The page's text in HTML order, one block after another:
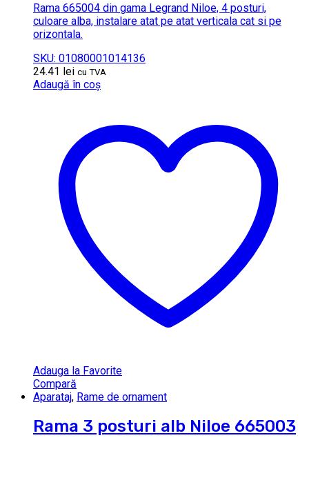
Rama 665004 din gama Legrand Niloe, 4 posturi,
culoare alba, instalare atat pe atat verticala cat si pe
orizontala.
SKU: 01080001014136
24.41 lei cu TVA
Adaugă în coș
Adauga la Favorite
Compară
Aparataj, Rame de ornament
Rama 3 posturi alb Niloe 665003